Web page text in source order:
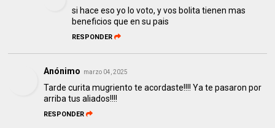
si hace eso yo lo voto, y vos bolita tienen mas
beneficios que en su pais
RESPONDER
Anónimo marzo 04, 2025
Tarde curita mugriento te acordaste!!!! Ya te pasaron por
arriba tus aliados!!!!
RESPONDER